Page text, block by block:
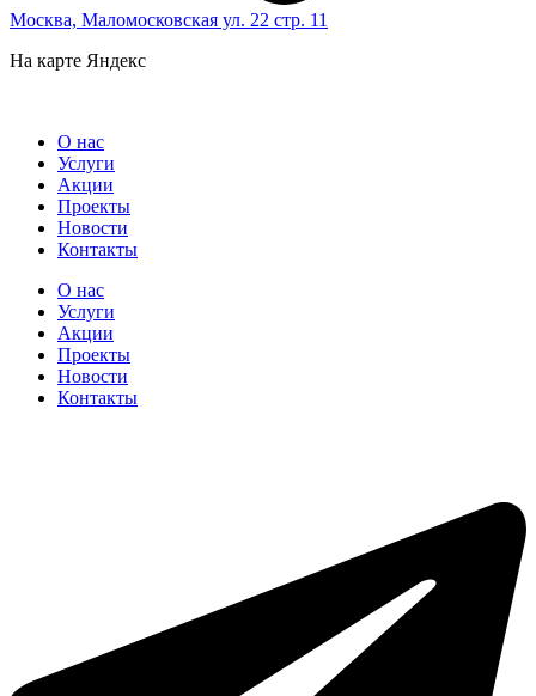
Москва, Маломосковская ул. 22 стр. 11
На карте Яндекс
О нас
Услуги
Акции
Проекты
Новости
Контакты
О нас
Услуги
Акции
Проекты
Новости
Контакты